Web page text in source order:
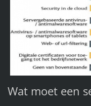
Wat moet een